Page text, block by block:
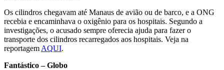
Os cilindros chegavam até Manaus de avião ou de barco, e a ONG
recebia e encaminhava o oxigênio para os hospitais. Segundo a
investigações, o acusado sempre oferecia ajuda para fazer o
transporte dos cilindros recarregados aos hospitais. Veja na
reportagem AQUI.
Fantástico – Globo